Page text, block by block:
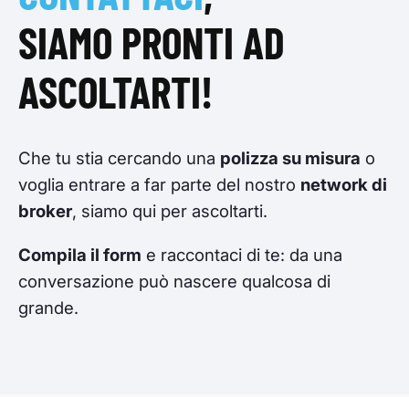
SIAMO PRONTI AD
ASCOLTARTI!
Che tu stia cercando una polizza su misura o
voglia entrare a far parte del nostro network di
broker, siamo qui per ascoltarti.
Compila il form e raccontaci di te: da una
conversazione può nascere qualcosa di
grande.